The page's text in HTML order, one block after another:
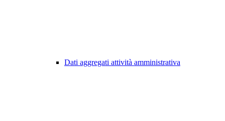
Dati aggregati attività amministrativa